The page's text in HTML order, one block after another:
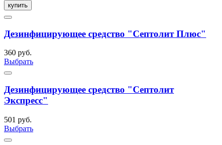
купить
Дезинфицирующее средство "Септолит Плюс"
360 руб.
Выбрать
Дезинфицирующее средство "Септолит
Экспресс"
501 руб.
Выбрать